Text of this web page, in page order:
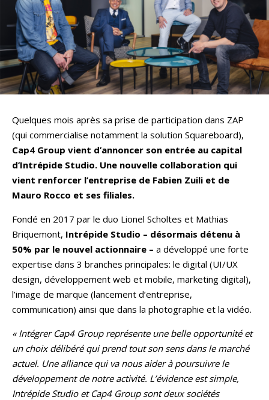
Quelques mois après sa prise de participation dans ZAP
(qui commercialise notamment la solution Squareboard),
Cap4 Group vient d’annoncer son entrée au capital
d’Intrépide Studio. Une nouvelle collaboration qui
vient renforcer l’entreprise de Fabien Zuili et de
Mauro Rocco et ses filiales.
Fondé en 2017 par le duo Lionel Scholtes et Mathias
Briquemont, Intrépide Studio – désormais détenu à
50% par le nouvel actionnaire – a développé une forte
expertise dans 3 branches principales: le digital (UI/UX
design, développement web et mobile, marketing digital),
l’image de marque (lancement d’entreprise,
communication) ainsi que dans la photographie et la vidéo.
« Intégrer Cap4 Group représente une belle opportunité et
un choix délibéré qui prend tout son sens dans le marché
actuel. Une alliance qui va nous aider à poursuivre le
développement de notre activité. L’évidence est simple,
Intrépide Studio et Cap4 Group sont deux sociétés